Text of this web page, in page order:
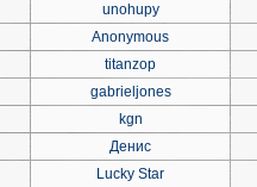
unohupy
Anonymous
titanzop
gabrieljones
kgn
Денис
Lucky Star